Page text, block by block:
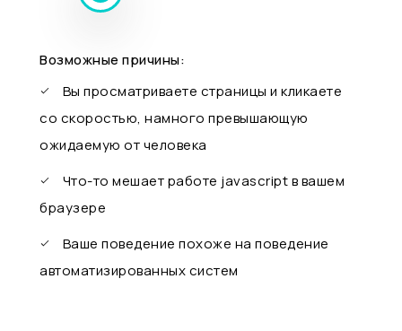
Возможные причины:
Вы просматриваете страницы и кликаете
со скоростью, намного превышающую
ожидаемую от человека
Что-то мешает работе javascript в вашем
браузере
Ваше поведение похоже на поведение
автоматизированных систем